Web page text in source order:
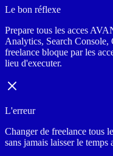
Le bon réflexe
Prepare tous les acces
Analytics, Search
freelance bloque par les
lieu d'executer.
L'erreur
Changer de freelance tous
sans jamais laisser le